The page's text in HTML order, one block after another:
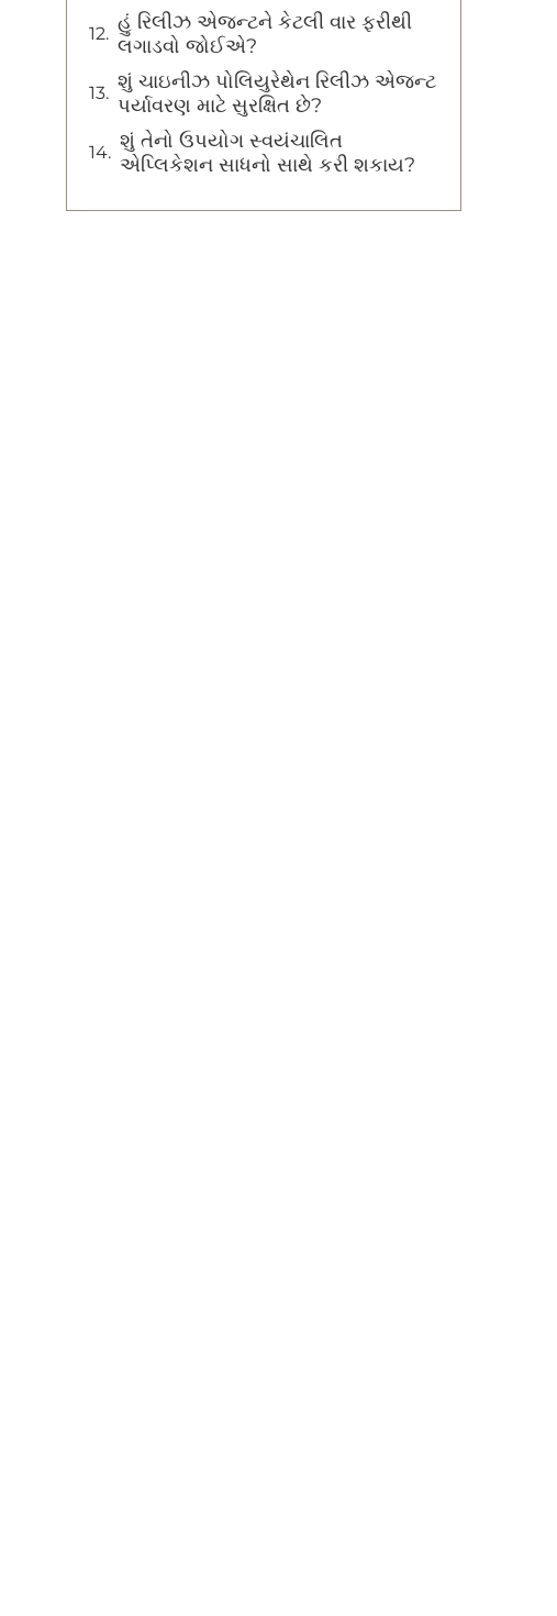
હું રિલીઝ એજન્ટને કેટલી વાર ફરીથી
લગાડવો જોઈએ?
શું ચાઇનીઝ પોલિયુરેથેન રિલીઝ એજન્ટ
પર્યાવરણ માટે સુરક્ષિત છે?
શું તેનો ઉપયોગ સ્વયંચાલિત
એપ્લિકેશન સાધનો સાથે કરી શકાય?